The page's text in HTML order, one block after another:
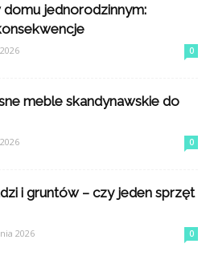
domu jednorodzinnym:
0
meble skandynawskie do
0
i gruntów – czy jeden sprzęt
2026 0